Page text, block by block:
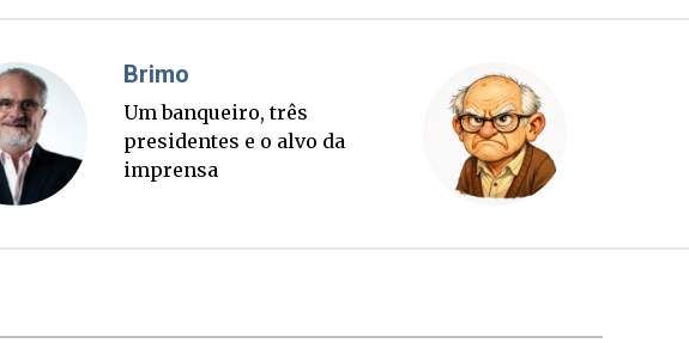
Cláudio Prisco Paraíso
Sorte lançada e tabuleiro
sucessório completo para
outubro